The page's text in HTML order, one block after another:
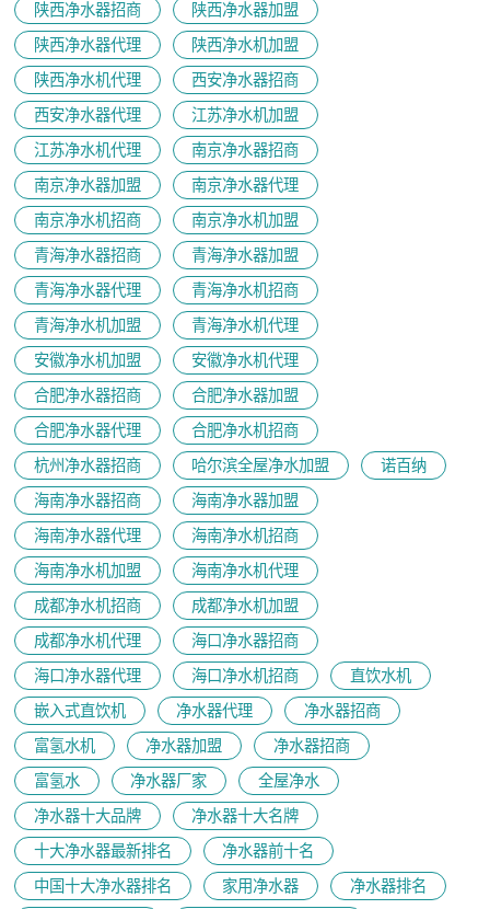
陕西净水器招商
陕西净水器加盟
陕西净水器代理
陕西净水机加盟
陕西净水机代理
西安净水器招商
西安净水器代理
江苏净水机加盟
江苏净水机代理
南京净水器招商
南京净水器加盟
南京净水器代理
​南京净水机招商
南京净水机加盟
青海净水器招商
青海净水器加盟
青海净水器代理
青海净水机招商
青海净水机加盟
青海净水机代理
安徽净水机加盟
安徽净水机代理
合肥净水器招商
合肥净水器加盟
合肥净水器代理
合肥净水机招商
杭州净水器招商
哈尔滨全屋净水加盟
诺百纳
海南净水器招商
海南净水器加盟
海南净水器代理
海南净水机招商
海南净水机加盟
海南净水机代理
成都净水机招商
成都净水机加盟
成都净水机代理
海口净水器招商
海口净水器代理
海口净水机招商
直饮水机
嵌入式直饮机
净水器代理
净水器招商
富氢水机
净水器加盟
净水器招商
富氢水
净水器厂家
全屋净水
净水器十大品牌
净水器十大名牌
十大净水器最新排名
净水器前十名
中国十大净水器排名
家用净水器 净水器排名